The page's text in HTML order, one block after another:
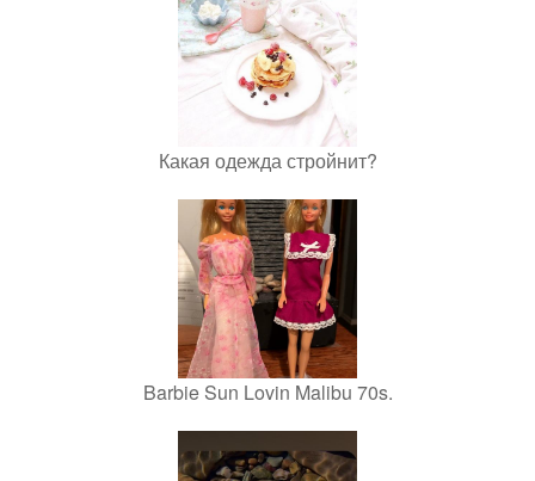
Какая одежда стройнит?
Barbie Sun Lovin Malibu 70s.